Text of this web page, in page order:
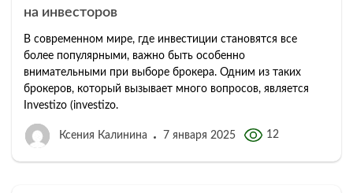
на инвесторов
В современном мире, где инвестиции становятся все
более популярными, важно быть особенно
внимательными при выборе брокера. Одним из таких
брокеров, который вызывает много вопросов, является
Investizo (investizo.
Ксения Калинина 7 января 2025 12